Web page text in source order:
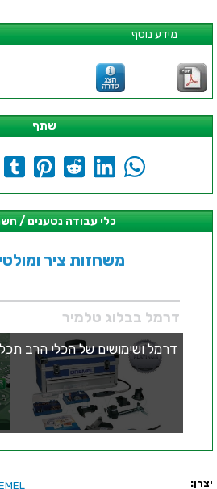
מידע נוסף
שתף
כלי עבודה נטענים /
משחזות ציר
דרמל בבלוג טלמיר
דרמל ושימושים של הכלי הרב
יצרן: